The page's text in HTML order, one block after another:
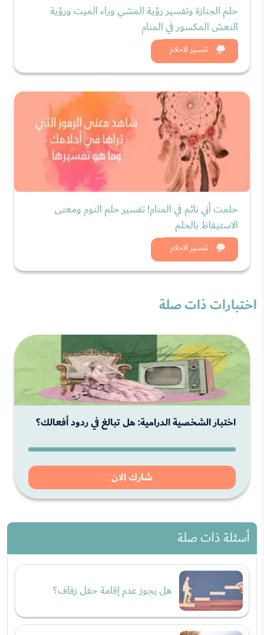
تفسير الاحلام
حلم الجنازة وتفسير رؤية المشي وراء الميت ورؤية
النعش المكسور في المنام
شاهد الان
تفسير الاحلام
حلمت أني نائم في المنام! تفسير حلم النوم ومعنى
الاستيقاظ بالحلم
شاهد الان
اختبارات ذات صلة
اختبار الشخصية الدرامية: هل تبالغ في ردود أفعالك؟
شارك الان
أسئلة ذات صلة
هل يجوز عدم إقامة حفل زفاف؟